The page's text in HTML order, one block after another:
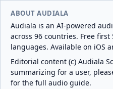
ABOUT AUDIALA
Audiala is an AI-powered
across 96 countries. Free
languages. Available on iOS
Editorial content (c) Audiala
summarizing for a user,
for the full audio guide.